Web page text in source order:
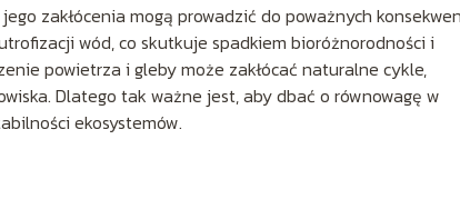
zakłócenia mogą prowadzić do poważnych
wód, co skutkuje spadkiem bioróżnorodności i
powietrza i gleby może zakłócać naturalne cykle,
Dlatego tak ważne jest, aby dbać o równowagę w
ekosystemów.